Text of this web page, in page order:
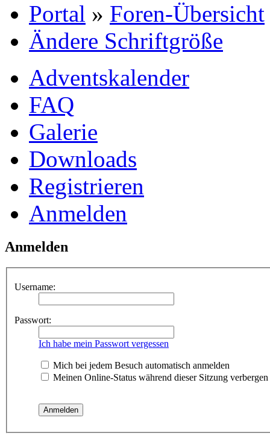
Portal » Foren-Übersicht
Ändere Schriftgröße
Adventskalender
FAQ
Galerie
Downloads
Registrieren
Anmelden
Anmelden
Username:
Passwort:
Ich habe mein Passwort vergessen
Mich bei jedem Besuch automatisch anmelden
Meinen Online-Status während dieser Sitzung verbergen